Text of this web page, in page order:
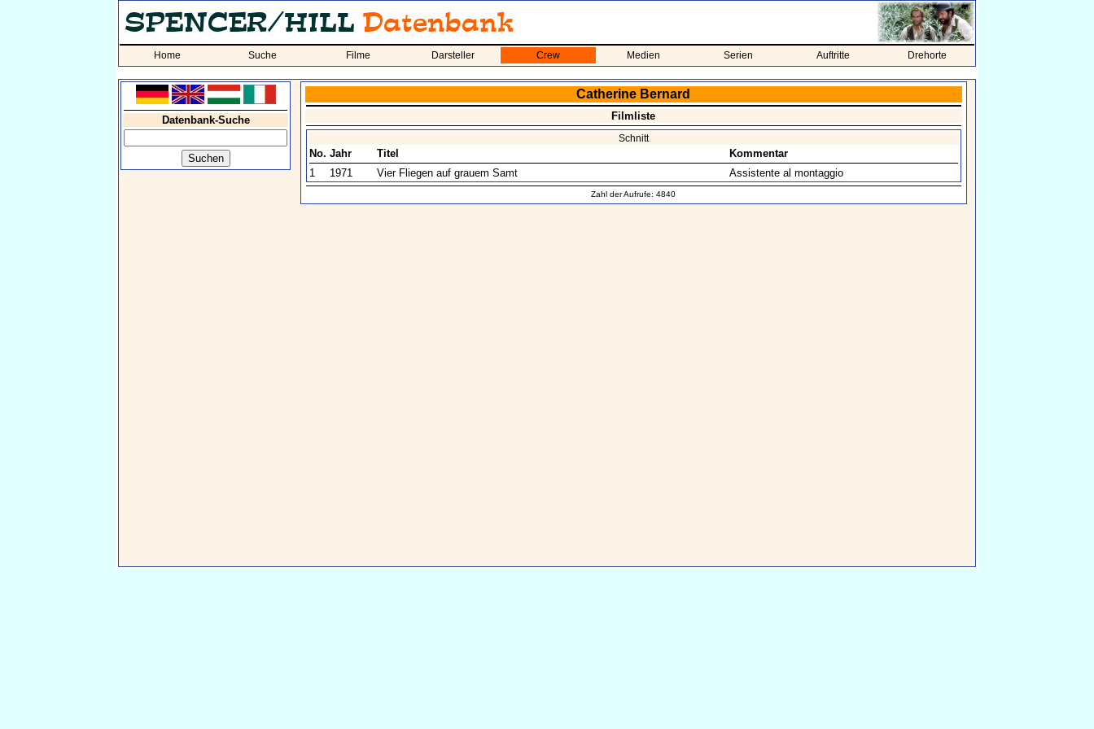
Home Suche Filme Darsteller Crew Medien Serien Auftritte Drehorte
Datenbank-Suche
Catherine Bernard
Filmliste
Schnitt
No. Jahr Titel
Kommentar
1
1971 Vier Fliegen auf grauem Samt Assistente al montaggio
Zahl der Aufrufe: 4840